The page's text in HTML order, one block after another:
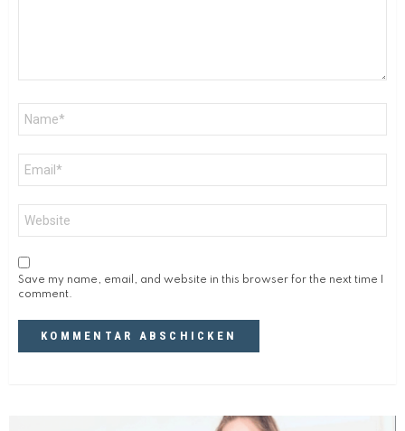
Mail-
Adresse
*
Save my name, email, and website in this browser for the next time I
comment.